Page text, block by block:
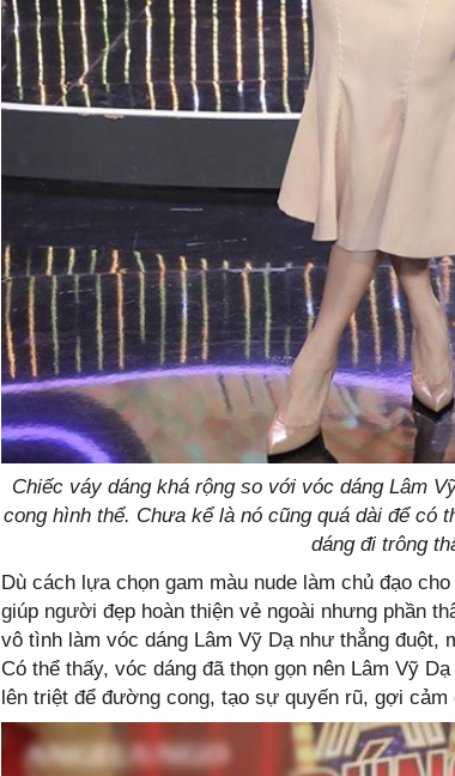
Chiếc váy dáng khá rộng so với vóc dáng Lâm
cong hình thể. Chưa kể là nó cũng quá dài để có
dáng đi trông
Dù cách lựa chọn gam màu nude làm chủ đạo
giúp người đẹp hoàn thiện vẻ ngoài nhưng phần
vô tình làm vóc dáng Lâm Vỹ Dạ như thẳng đuột,
Có thể thấy, vóc dáng đã thọn gọn nên Lâm Vỹ
lên triệt để đường cong, tạo sự quyến rũ, gợi cảm